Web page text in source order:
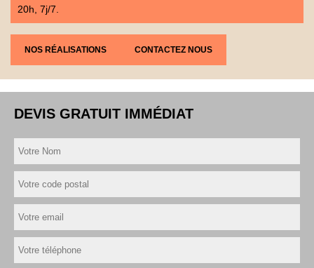
20h, 7j/7.
NOS RÉALISATIONS CONTACTEZ NOUS
DEVIS GRATUIT IMMÉDIAT